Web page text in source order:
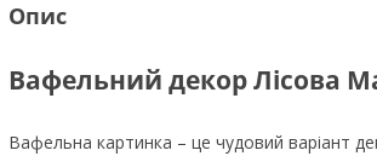
Опис
Вафельний декор Лісова
Вафельна картинка – це чудовий варіант